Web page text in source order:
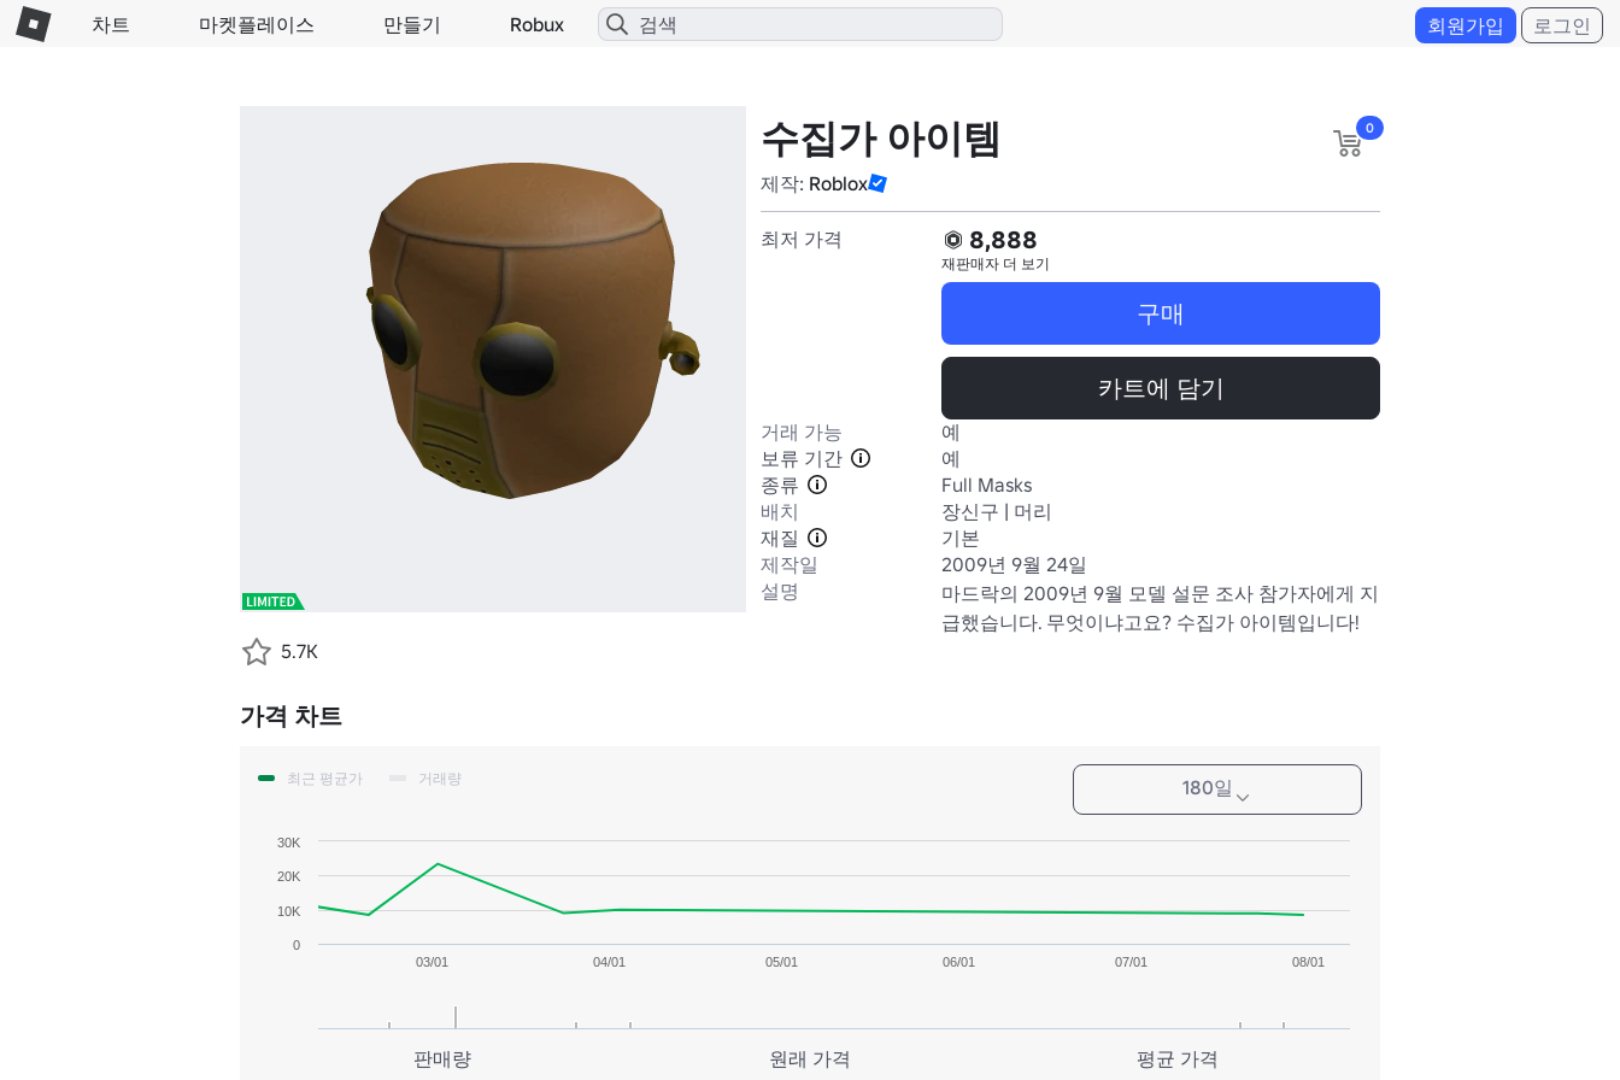
차트 마켓플레이스 만들기 Robux 회원가입 로그인
수집가 아이템
제작: Roblox
0
최저 가격 8,888
재판매자 더 보기
구매
카트에 담기
거래 가능
예
보류 기간
예
종류
Full Masks
배치
장신구 | 머리
재질
기본
제작일
2009년 9월 24일
설명
마드락의 2009년 9월 모델 설문 조사 참가자에게 지
급했습니다. 무엇이냐고요? 수집가 아이템입니다!
5.7K
가격 차트
180일
최근 평균가 거래량
03/01 04/01 05/01 06/01 07/01 08/01
0
10K
20K
30K
판매량 원래 가격 평균 가격